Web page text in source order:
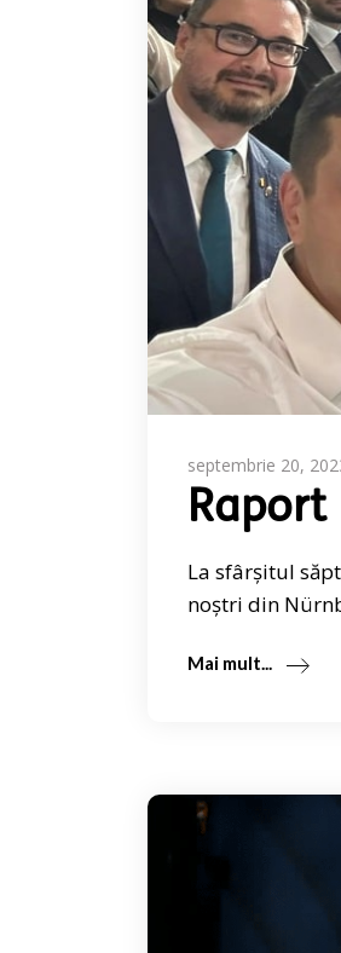
septembrie 20,
Raport
La sfârșitul
noștri din
Mai mult...